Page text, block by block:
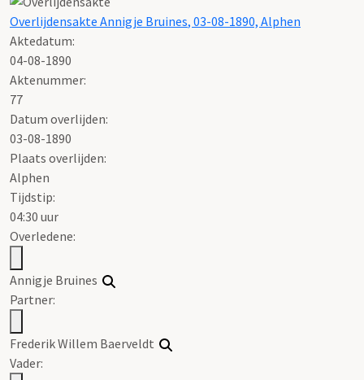
Overlijdensakte Annigje Bruines, 03-08-1890, Alphen
Aktedatum:
04-08-1890
Aktenummer:
77
Datum overlijden:
03-08-1890
Plaats overlijden:
Alphen
Tijdstip:
04:30 uur
Overledene:
Annigje Bruines
Partner:
Frederik Willem Baerveldt
Vader: